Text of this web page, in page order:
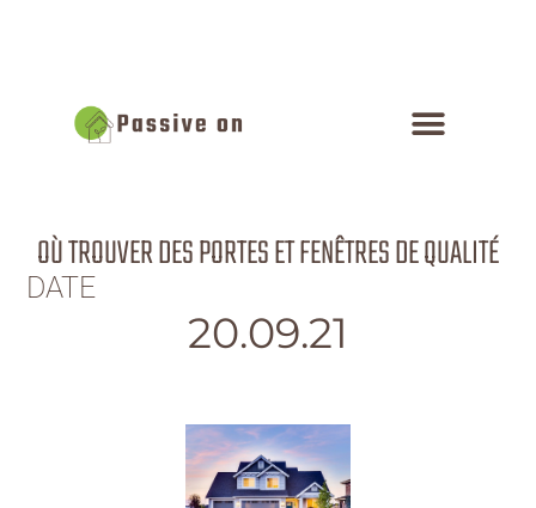
OÙ TROUVER DES PORTES ET FENÊTRES DE QUALITÉ
DATE
20.09.21